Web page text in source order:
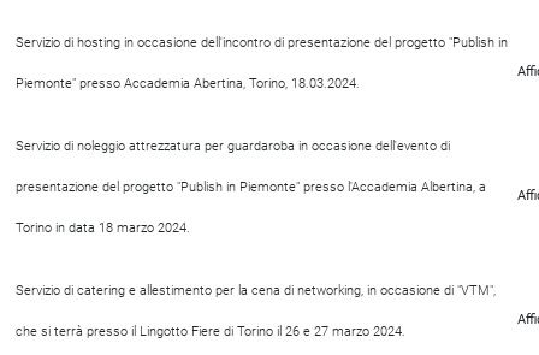
Servizio di hosting in occasione dell'incontro di presentazione del progetto "Publish in
Piemonte" presso Accademia Abertina, Torino, 18.03.2024.
Servizio di noleggio attrezzatura per guardaroba in occasione dell'evento di
presentazione del progetto "Publish in Piemonte" presso l'Accademia Albertina, a
Torino in data 18 marzo 2024.
Servizio di catering e allestimento per la cena di networking, in occasione di "VTM",
che si terrà presso il Lingotto Fiere di Torino il 26 e 27 marzo 2024.